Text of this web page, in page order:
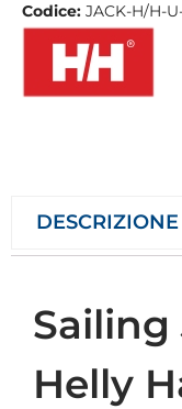
Codice: JACK-H/H-
DESCRIZIONE
Sailing
Helly